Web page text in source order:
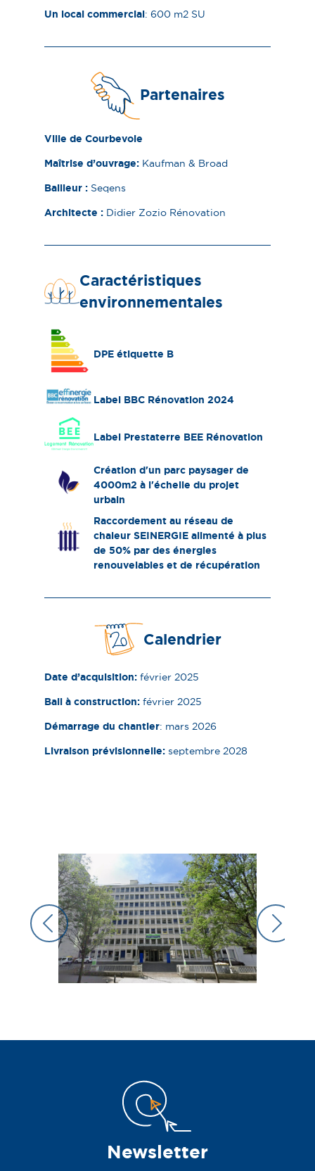
Un local commercial: 600 m2 SU
Partenaires
Ville de Courbevoie
Maîtrise d’ouvrage : Kaufman & Broad
Bailleur : Seqens
Architecte : Didier Zozio Rénovation
Caractéristiques
environnementales
DPE étiquette B
Label BBC Rénovation 2024
Label Prestaterre BEE Rénovation
Création d'un parc paysager de
4000m2 à l'échelle du projet
urbain
Raccordement au réseau de
chaleur SEINERGIE alimenté à plus
de 50% par des énergies
renouvelables et de récupération
Calendrier
Date d’acquisition :février 2025
Bail à construction :février 2025
Démarrage du chantier: mars 2026
Livraison prévisionnelle :septembre 2028
Newsletter